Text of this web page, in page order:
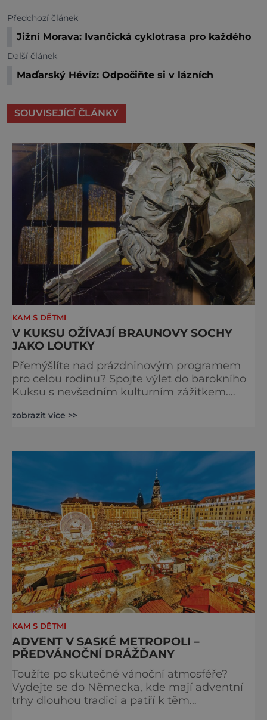
Předchozí článek
Jižní Morava: Ivančická cyklotrasa pro každého
Další článek
Maďarský Hévíz: Odpočiňte si v lázních
SOUVISEJÍCÍ ČLÁNKY
KAM S DĚTMI
V KUKSU OŽÍVAJÍ BRAUNOVY SOCHY
JAKO LOUTKY
Přemýšlíte nad prázdninovým programem
pro celou rodinu? Spojte výlet do barokního
Kuksu s nevšedním kulturním zážitkem.
Comoedien-Hausu zve na stálou expozici
Matyáše Bernarda Brauna nejen z Kuksu.
Výstava Braunova socha loutkou představuje
padesát autorských loutek řezbáře a scénog
zobrazit více >>
KAM S DĚTMI
ADVENT V SASKÉ METROPOLI –
PŘEDVÁNOČNÍ DRÁŽĎANY
Toužíte po skutečné vánoční atmosféře?
Vydejte se do Německa, kde mají adventní
trhy dlouhou tradici a patří k těm